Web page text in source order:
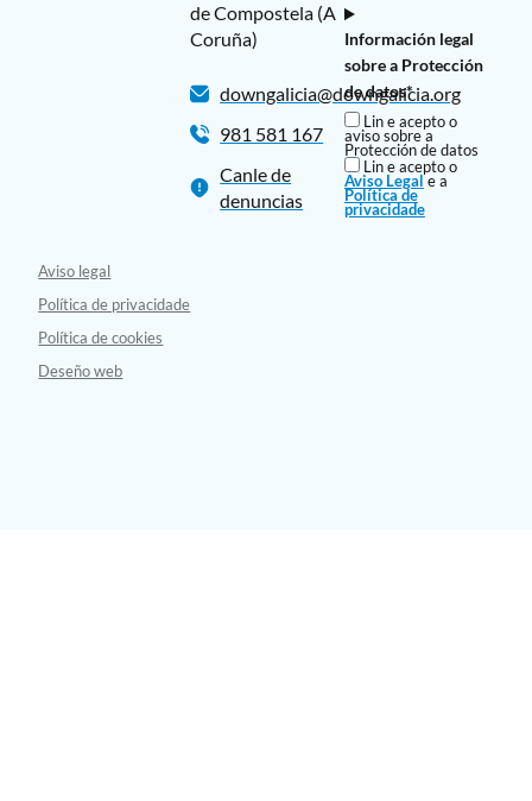
de Compostela (A
Coruña)
downgalicia@downgalicia.org
981 581 167
Canle de
denuncias
Información legal
sobre a Protección
de datos*
Lin e acepto o
aviso sobre a
Protección de datos
Lin e acepto o
Aviso Legale a
Política de
privacidade
Aviso legal
Política de privacidade
Política de cookies
Deseño web